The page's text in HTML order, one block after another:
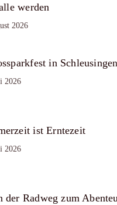
werden
2026
in Schleusingen
2026
ist Erntezeit
2026
der Radweg zum